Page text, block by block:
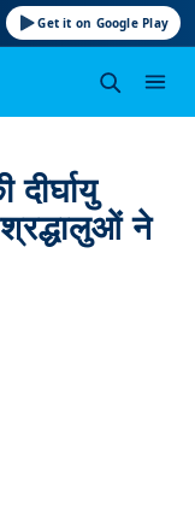
Get it on Google Play
ने